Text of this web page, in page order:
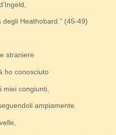
Heathobard.” (45-49)
straniere
ho conosciuto
congiunti,
ampiamente.